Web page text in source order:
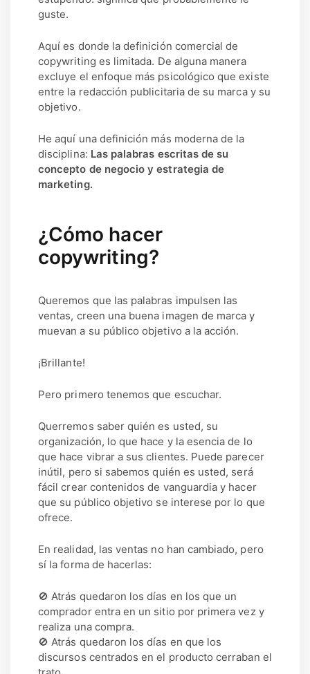
guste.
Aquí es donde la definición comercial de
copywriting es limitada. De alguna manera
excluye el enfoque más psicológico que existe
entre la redacción publicitaria de su marca y su
objetivo.
He aquí una definición más moderna de la
disciplina: Las palabras escritas de su
concepto de negocio y estrategia de
marketing.
¿Cómo hacer
copywriting?
Queremos que las palabras impulsen las
ventas, creen una buena imagen de marca y
muevan a su público objetivo a la acción.
¡Brillante!
Pero primero tenemos que escuchar.
Querremos saber quién es usted, su
organización, lo que hace y la esencia de lo
que hace vibrar a sus clientes. Puede parecer
inútil, pero si sabemos quién es usted, será
fácil crear contenidos de vanguardia y hacer
que su público objetivo se interese por lo que
ofrece.
En realidad, las ventas no han cambiado, pero
sí la forma de hacerlas:
🚫 Atrás quedaron los días en los que un
comprador entra en un sitio por primera vez y
realiza una compra.
🚫 Atrás quedaron los días en que los
discursos centrados en el producto cerraban el